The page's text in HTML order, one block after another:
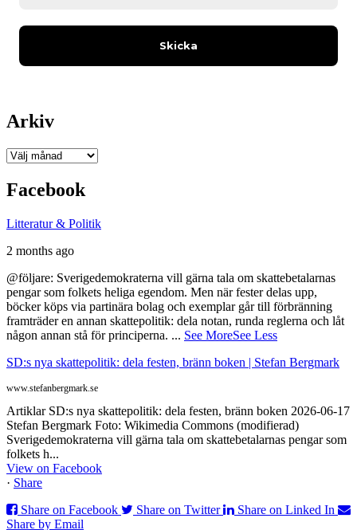
Arkiv
Arkiv
Facebook
Litteratur & Politik
2 months ago
@följare: Sverigedemokraterna vill gärna tala om skattebetalarnas
pengar som folkets heliga egendom. Men när fester delas upp,
böcker köps via partinära bolag och exemplar går till förbränning
framträder en annan skattepolitik: dela notan, runda reglerna och låt
någon annan stå för principerna. ... See MoreSee Less
SD:s nya skattepolitik: dela festen, bränn boken | Stefan Bergmark
www.stefanbergmark.se
Artiklar SD:s nya skattepolitik: dela festen, bränn boken 2026-06-17
Stefan Bergmark Foto: Wikimedia Commons (modifierad)
Sverigedemokraterna vill gärna tala om skattebetalarnas pengar som
folkets h...
View on Facebook
· Share
Share on Facebook
Share on Twitter
Share on Linked In
Share by Email